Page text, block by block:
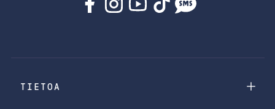
TIETOA